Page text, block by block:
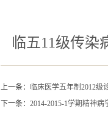
临五11级传染
上一条： 临床医学五年制2012级
下一条： 2014-2015-1学期精神病